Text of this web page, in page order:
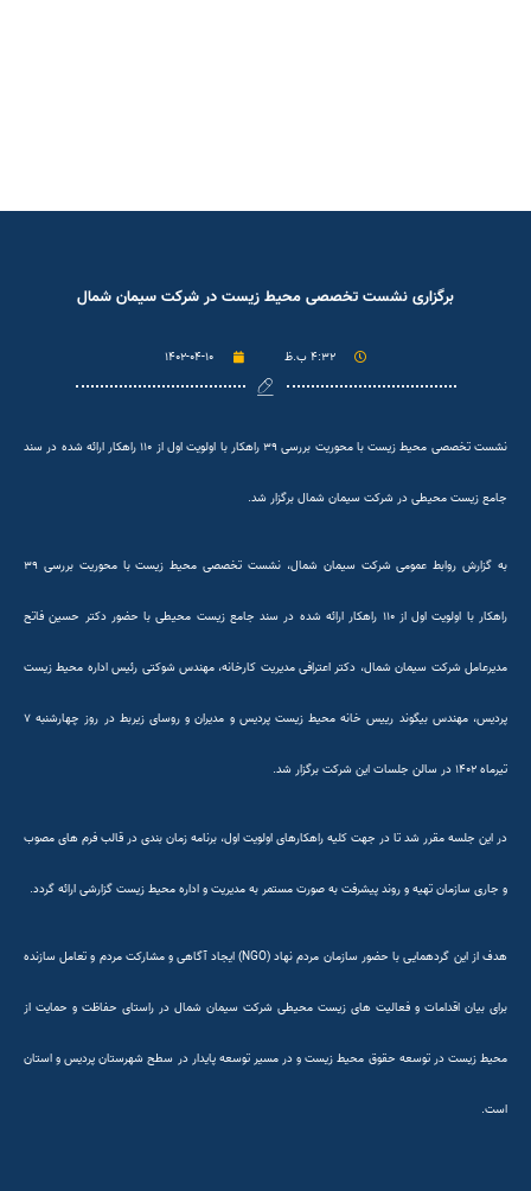
برگزاری نشست تخصصی محیط زیست در شرکت سیمان شمال
۴:۳۲ ب.ظ ۱۴۰۲-۰۴-۱۰
نشست تخصصی محیط زیست با محوریت بررسی ۳۹ راهکار با اولویت اول از ۱۱۰ راهکار ارائه شده در سند
جامع زیست محیطی در شرکت سیمان شمال برگزار شد.
به گزارش روابط عمومی شرکت سیمان شمال، نشست تخصصی محیط زیست با محوریت بررسی ۳۹
راهکار با اولویت اول از ۱۱۰ راهکار ارائه شده در سند جامع زیست محیطی با حضور دکتر حسین فاتح
مدیرعامل شرکت سیمان شمال، دکتر اعترافی مدیریت کارخانه، مهندس شوکتی رئیس اداره محیط زیست
پردیس، مهندس بیگوند رییس خانه محیط زیست پردیس و مدیران و روسای زیربط در روز چهارشنبه ۷
تیرماه ۱۴۰۲ در سالن جلسات این شرکت برگزار شد.
در این جلسه مقرر شد تا در جهت کلیه راهکارهای اولویت اول، برنامه زمان بندی در قالب فرم های مصوب
و جاری سازمان تهیه و روند پیشرفت به صورت مستمر به مدیریت و اداره محیط زیست گزارشی ارائه گردد.
هدف از این گردهمایی با حضور سازمان مردم نهاد (NGO) ایجاد آگاهی و مشارکت مردم و تعامل سازنده
برای بیان اقدامات و فعالیت های زیست محیطی شرکت سیمان شمال در راستای حفاظت و حمایت از
محیط زیست در توسعه حقوق محیط زیست و در مسیر توسعه پایدار در سطح شهرستان پردیس و استان
است.